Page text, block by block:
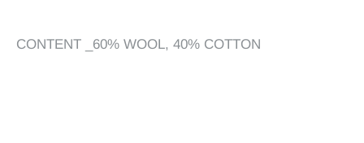
CONTENT _60% WOOL, 40% COTTON